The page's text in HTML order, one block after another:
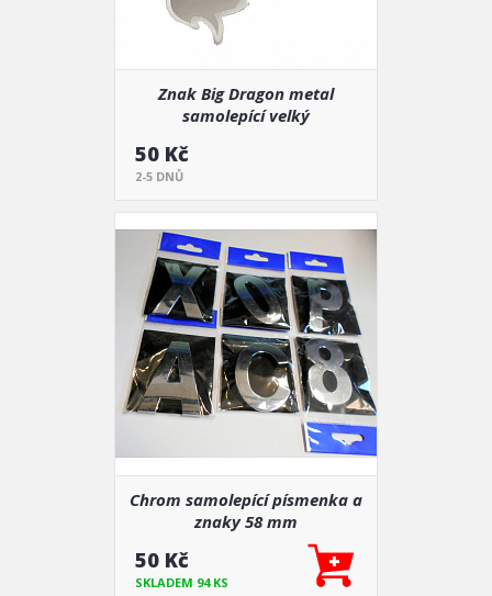
Znak Big Dragon metal
samolepící velký
50 Kč
2-5 DNŮ
Chrom samolepící písmenka a
znaky 58 mm
50 Kč
SKLADEM 94 KS